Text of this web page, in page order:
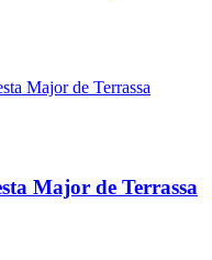
Major de Terrassa